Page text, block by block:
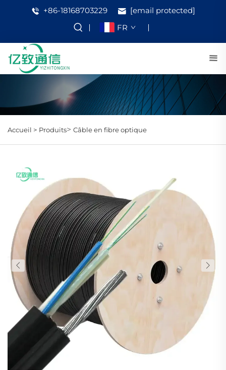
+86-18168703229
[email protected]
FR
Accueil > Produits> Câble en fibre optique